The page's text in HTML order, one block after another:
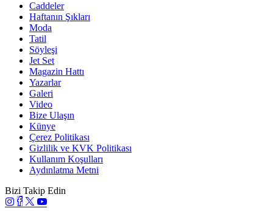
Caddeler
Haftanın Şıkları
Moda
Tatil
Söyleşi
Jet Set
Magazin Hattı
Yazarlar
Galeri
Video
Bize Ulaşın
Künye
Çerez Politikası
Gizlilik ve KVK Politikası
Kullanım Koşulları
Aydınlatma Metni
Bizi Takip Edin